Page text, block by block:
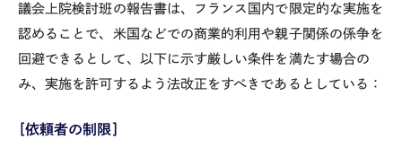
議会上院検討班の報告書は、フランス国内で限定的な実施を
認めることで、米国などでの商業的利用や親子関係の係争を
回避できるとして、以下に示す厳しい条件を満たす場合の
み、実施を許可するよう法改正をすべきであるとしている：
［依頼者の制限］